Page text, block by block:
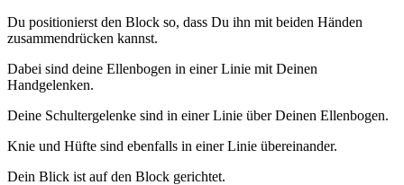
Du positionierst den Block so, dass Du ihn mit beiden Händen
zusammendrücken kannst.
Dabei sind deine Ellenbogen in einer Linie mit Deinen
Handgelenken.
Deine Schultergelenke sind in einer Linie über Deinen Ellenbogen.
Knie und Hüfte sind ebenfalls in einer Linie übereinander.
Dein Blick ist auf den Block gerichtet.